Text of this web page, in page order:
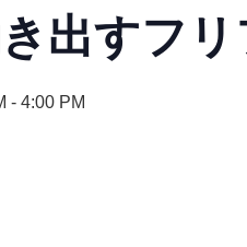
出すフ
- 4:00 PM